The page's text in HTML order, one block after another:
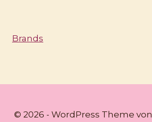
Brands
© 2026 - WordPress Theme von